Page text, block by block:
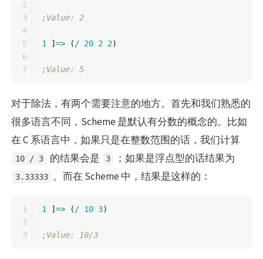
2
3
4
5
6
;Value: 2
1 ] => ( / 20 2 2)
;Value: 5
对于除法，有两个需要注意的地方。首先和我们熟悉的
很多语言不同，Scheme 是默认有分数的概念的。比如
在 C 系语言中，如果只是在整数范围的话，我们计算
10 / 3 的结果会是 3 ；如果是浮点型的话结果为
3.33333 。而在 Scheme 中，结果是这样的：
1
2
1 ] => ( / 10 3)
;Value: 10/3